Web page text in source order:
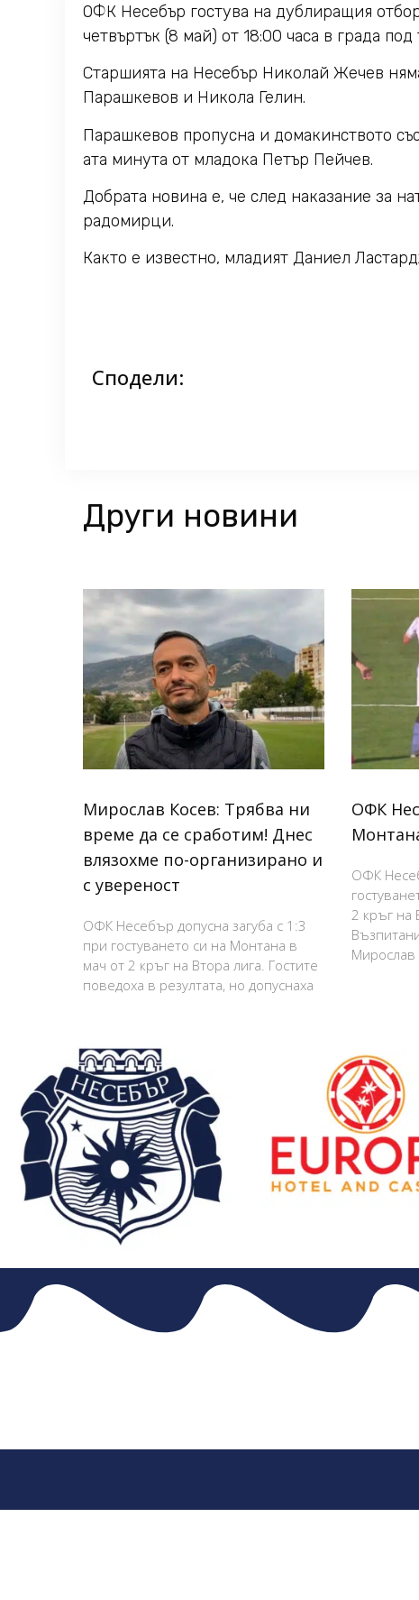
ОФК Несебър гостува на дублиращия
четвъртък (8 май) от 18:00 часа в града под
Старшията на Несебър Николай Жечев
Парашкевов и Никола Гелин.
Парашкевов пропусна и домакинството
ата минута от младока Петър Пейчев.
Добрата новина е, че след наказание за
радомирци.
Както е известно, младият Даниел
Сподели:
Други новини
Мирослав Косев: Трябва ни
време да се сработим! Днес
влязохме по-организирано и
с увереност
ОФК Несебър допусна загуба с 1:3
при гостуването си на Монтана в
мач от 2 кръг на Втора лига. Гостите
поведоха в резултата, но допуснаха
ОФК
ОФК
2 кръг на
Мирослав